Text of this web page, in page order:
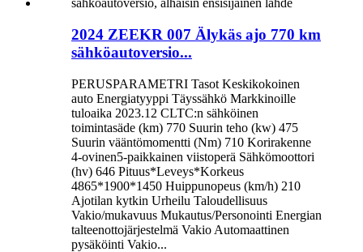
2024 ZEEKR 007 Älykäs ajo 770 km
sähköautoversio...
PERUSPARAMETRI Tasot Keskikokoinen
auto Energiatyyppi Täyssähkö Markkinoille
tuloaika 2023.12 CLTC:n sähköinen
toimintasäde (km) 770 Suurin teho (kw) 475
Suurin vääntömomentti (Nm) 710 Korirakenne
4-ovinen5-paikkainen viistoperä Sähkömoottori
(hv) 646 Pituus*Leveys*Korkeus
4865*1900*1450 Huippunopeus (km/h) 210
Ajotilan kytkin Urheilu Taloudellisuus
Vakio/mukavuus Mukautus/Personointi Energian
talteenottojärjestelmä Vakio Automaattinen
pysäköinti Vakio...